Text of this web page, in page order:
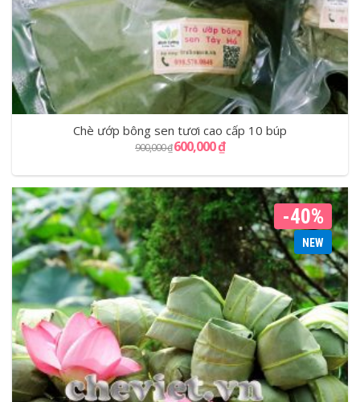
Chè ướp bông sen tươi cao cấp 10 búp
900,000₫600,000₫
-40%
NEW